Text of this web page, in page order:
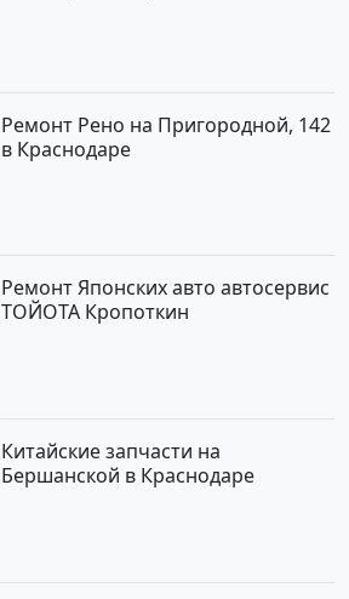
Ремонт Рено на Пригородной, 142
в Краснодаре
Ремонт Японских авто автосервис
ТОЙОТА Кропоткин
Китайские запчасти на
Бершанской в Краснодаре